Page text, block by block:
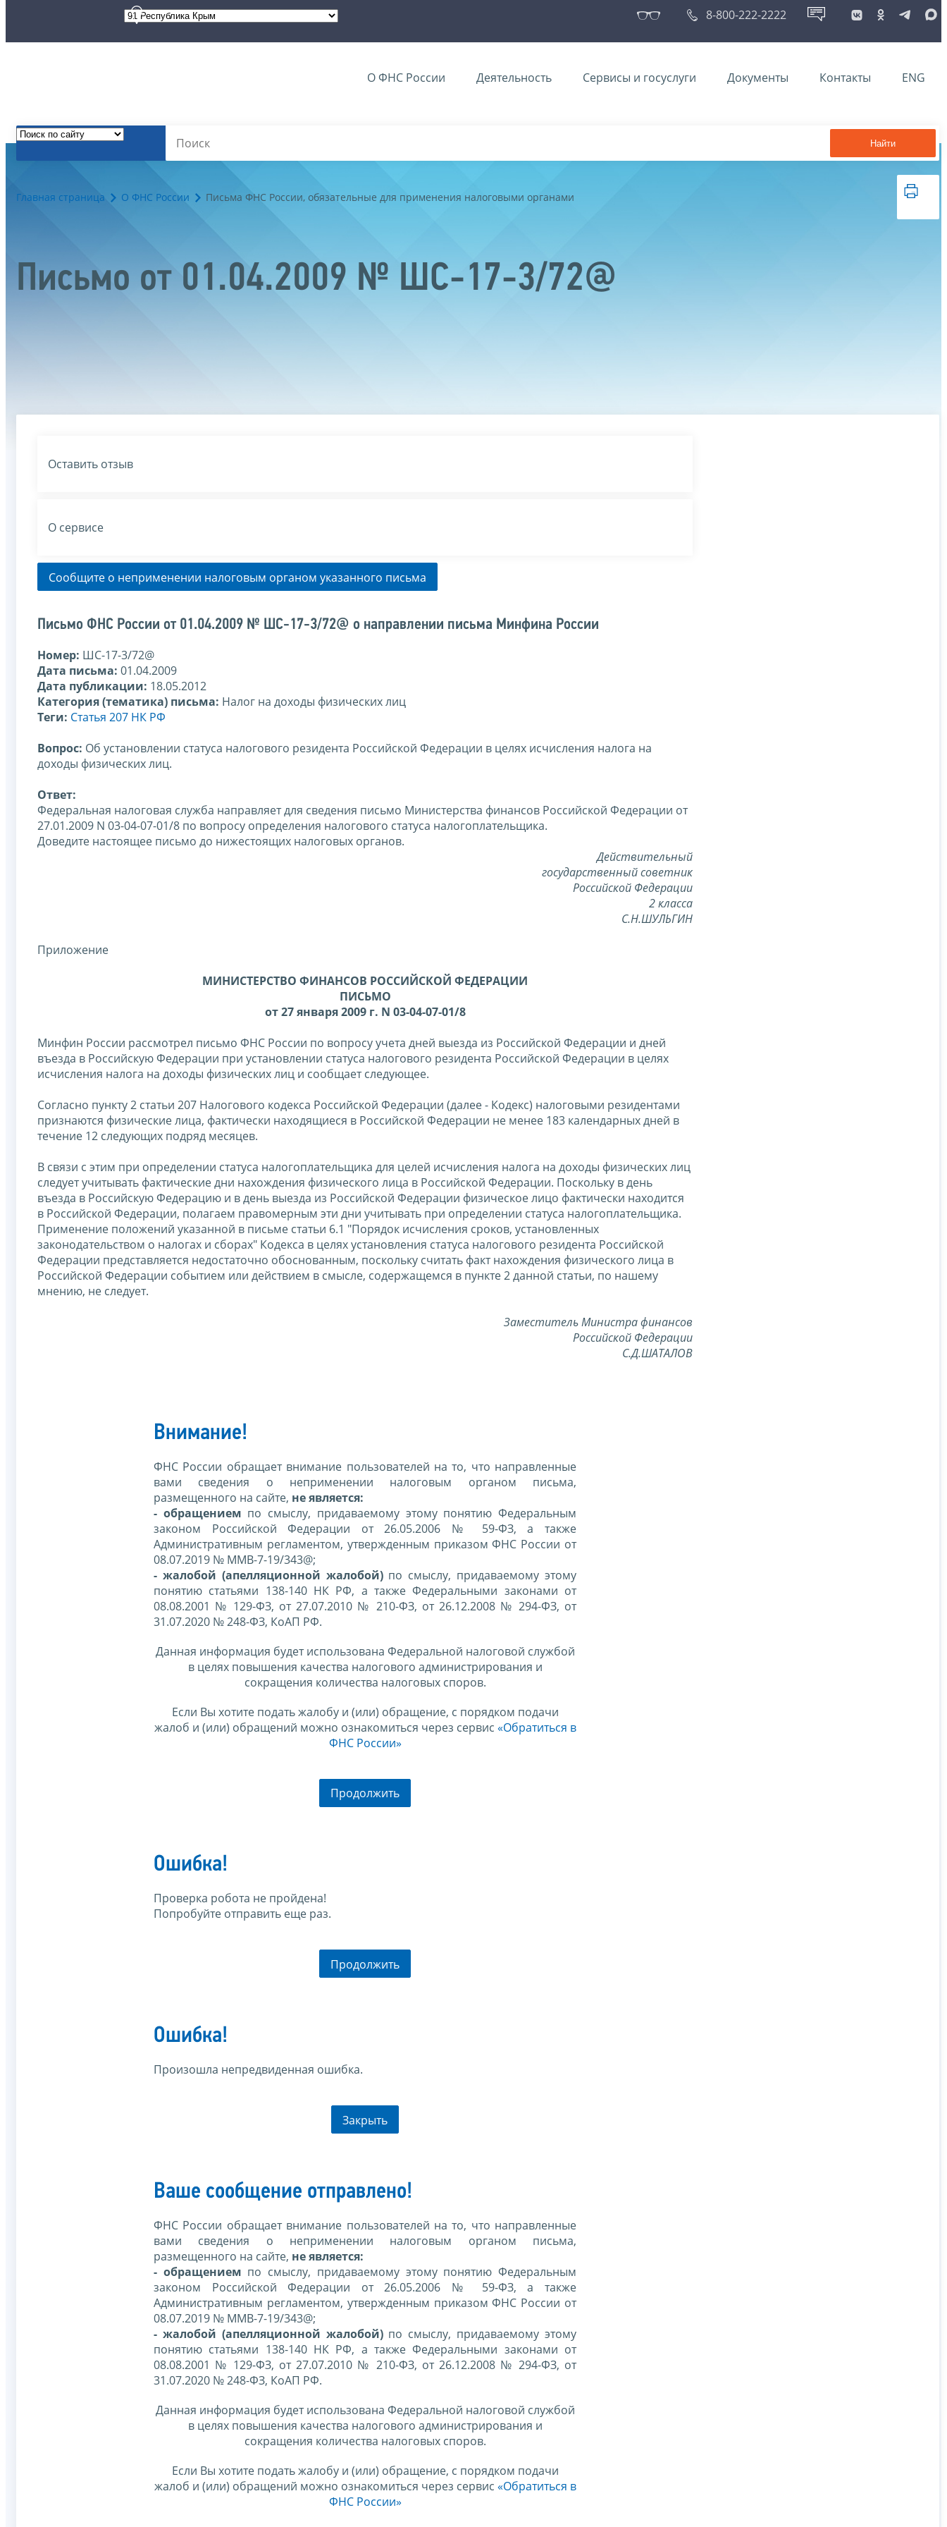
8-800-222-2222
О ФНС России Деятельность Сервисы и госуслуги Документы Контакты ENG
Найти
Главная страница О ФНС России Письма ФНС России, обязательные для применения налоговыми органами
Письмо от 01.04.2009 № ШС-17-3/72@
Оставить отзыв
О сервисе
Сообщите о неприменении налоговым органом указанного письма
Письмо ФНС России от 01.04.2009 № ШС-17-3/72@ о направлении письма Минфина России
Номер: ШС-17-3/72@
Дата письма: 01.04.2009
Дата публикации: 18.05.2012
Категория (тематика) письма: Налог на доходы физических лиц
Теги: Статья 207 НК РФ
Вопрос: Об установлении статуса налогового резидента Российской Федерации в целях исчисления налога на
доходы физических лиц.
Ответ:
Федеральная налоговая служба направляет для сведения письмо Министерства финансов Российской Федерации от
27.01.2009 N 03-04-07-01/8 по вопросу определения налогового статуса налогоплательщика.
Доведите настоящее письмо до нижестоящих налоговых органов.
Действительный
государственный советник
Российской Федерации
2 класса
С.Н.ШУЛЬГИН
Приложение
МИНИСТЕРСТВО ФИНАНСОВ РОССИЙСКОЙ ФЕДЕРАЦИИ
ПИСЬМО
от 27 января 2009 г. N 03-04-07-01/8
Минфин России рассмотрел письмо ФНС России по вопросу учета дней выезда из Российской Федерации и дней
въезда в Российскую Федерации при установлении статуса налогового резидента Российской Федерации в целях
исчисления налога на доходы физических лиц и сообщает следующее.
Согласно пункту 2 статьи 207 Налогового кодекса Российской Федерации (далее - Кодекс) налоговыми резидентами
признаются физические лица, фактически находящиеся в Российской Федерации не менее 183 календарных дней в
течение 12 следующих подряд месяцев.
В связи с этим при определении статуса налогоплательщика для целей исчисления налога на доходы физических лиц
следует учитывать фактические дни нахождения физического лица в Российской Федерации. Поскольку в день
въезда в Российскую Федерацию и в день выезда из Российской Федерации физическое лицо фактически находится
в Российской Федерации, полагаем правомерным эти дни учитывать при определении статуса налогоплательщика.
Применение положений указанной в письме статьи 6.1 "Порядок исчисления сроков, установленных
законодательством о налогах и сборах" Кодекса в целях установления статуса налогового резидента Российской
Федерации представляется недостаточно обоснованным, поскольку считать факт нахождения физического лица в
Российской Федерации событием или действием в смысле, содержащемся в пункте 2 данной статьи, по нашему
мнению, не следует.
Заместитель Министра финансов
Российской Федерации
С.Д.ШАТАЛОВ
Внимание!
ФНС России обращает внимание пользователей на то, что направленные
вами сведения о неприменении налоговым органом письма,
размещенного на сайте, не является:
- обращением по смыслу, придаваемому этому понятию Федеральным
законом Российской Федерации от 26.05.2006 № 59-ФЗ, а также
Административным регламентом, утвержденным приказом ФНС России от
08.07.2019 № ММВ-7-19/343@;
- жалобой (апелляционной жалобой)по смыслу, придаваемому этому
понятию статьями 138-140 НК РФ, а также Федеральными законами от
08.08.2001 № 129-ФЗ, от 27.07.2010 № 210-ФЗ, от 26.12.2008 № 294-ФЗ, от
31.07.2020 № 248-ФЗ, КоАП РФ.
Данная информация будет использована Федеральной налоговой службой
в целях повышения качества налогового администрирования и
сокращения количества налоговых споров.
Если Вы хотите подать жалобу и (или) обращение, с порядком подачи
жалоб и (или) обращений можно ознакомиться через сервис «Обратиться в
ФНС России»
Продолжить
Ошибка!
Проверка робота не пройдена!
Попробуйте отправить еще раз.
Продолжить
Ошибка!
Произошла непредвиденная ошибка.
Закрыть
Ваше сообщение отправлено!
ФНС России обращает внимание пользователей на то, что направленные
вами сведения о неприменении налоговым органом письма,
размещенного на сайте, не является:
- обращением по смыслу, придаваемому этому понятию Федеральным
законом Российской Федерации от 26.05.2006 № 59-ФЗ, а также
Административным регламентом, утвержденным приказом ФНС России от
08.07.2019 № ММВ-7-19/343@;
- жалобой (апелляционной жалобой)по смыслу, придаваемому этому
понятию статьями 138-140 НК РФ, а также Федеральными законами от
08.08.2001 № 129-ФЗ, от 27.07.2010 № 210-ФЗ, от 26.12.2008 № 294-ФЗ, от
31.07.2020 № 248-ФЗ, КоАП РФ.
Данная информация будет использована Федеральной налоговой службой
в целях повышения качества налогового администрирования и
сокращения количества налоговых споров.
Если Вы хотите подать жалобу и (или) обращение, с порядком подачи
жалоб и (или) обращений можно ознакомиться через сервис «Обратиться в
ФНС России»